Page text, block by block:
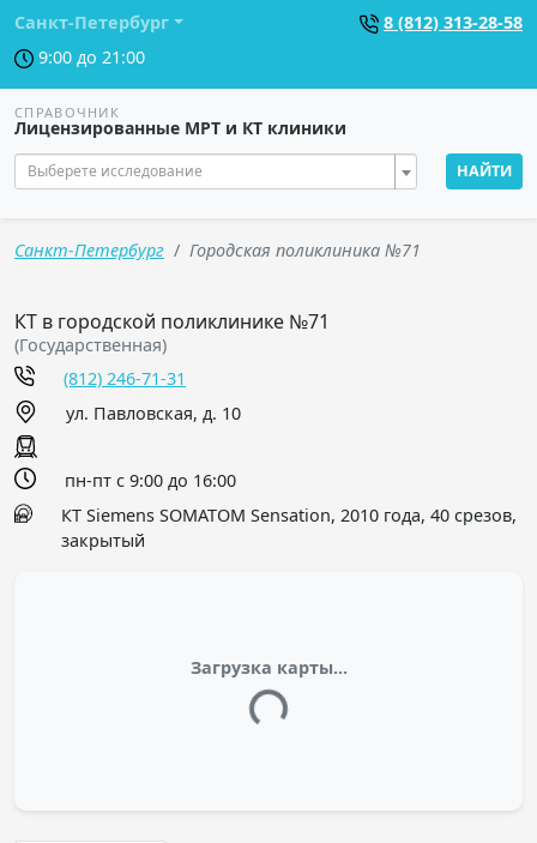
Санкт-Петербург
8 (812) 313-28-58
9:00 до 21:00
СПРАВОЧНИК
Лицензированные МРТ и КТ клиники
Выберете исследование НАЙТИ
Санкт-Петербург Городская поликлиника №71
КТ в городской поликлинике №71
(Государственная)
(812) 246-71-31
ул. Павловская, д. 10
пн-пт с 9:00 до 16:00
КТ Siemens SOMATOM Sensation, 2010 года, 40 срезов,
закрытый
Загрузка карты...